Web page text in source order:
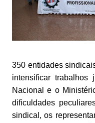
350 entidades
intensificar trabalhos
Nacional e o
dificuldades
sindical, os